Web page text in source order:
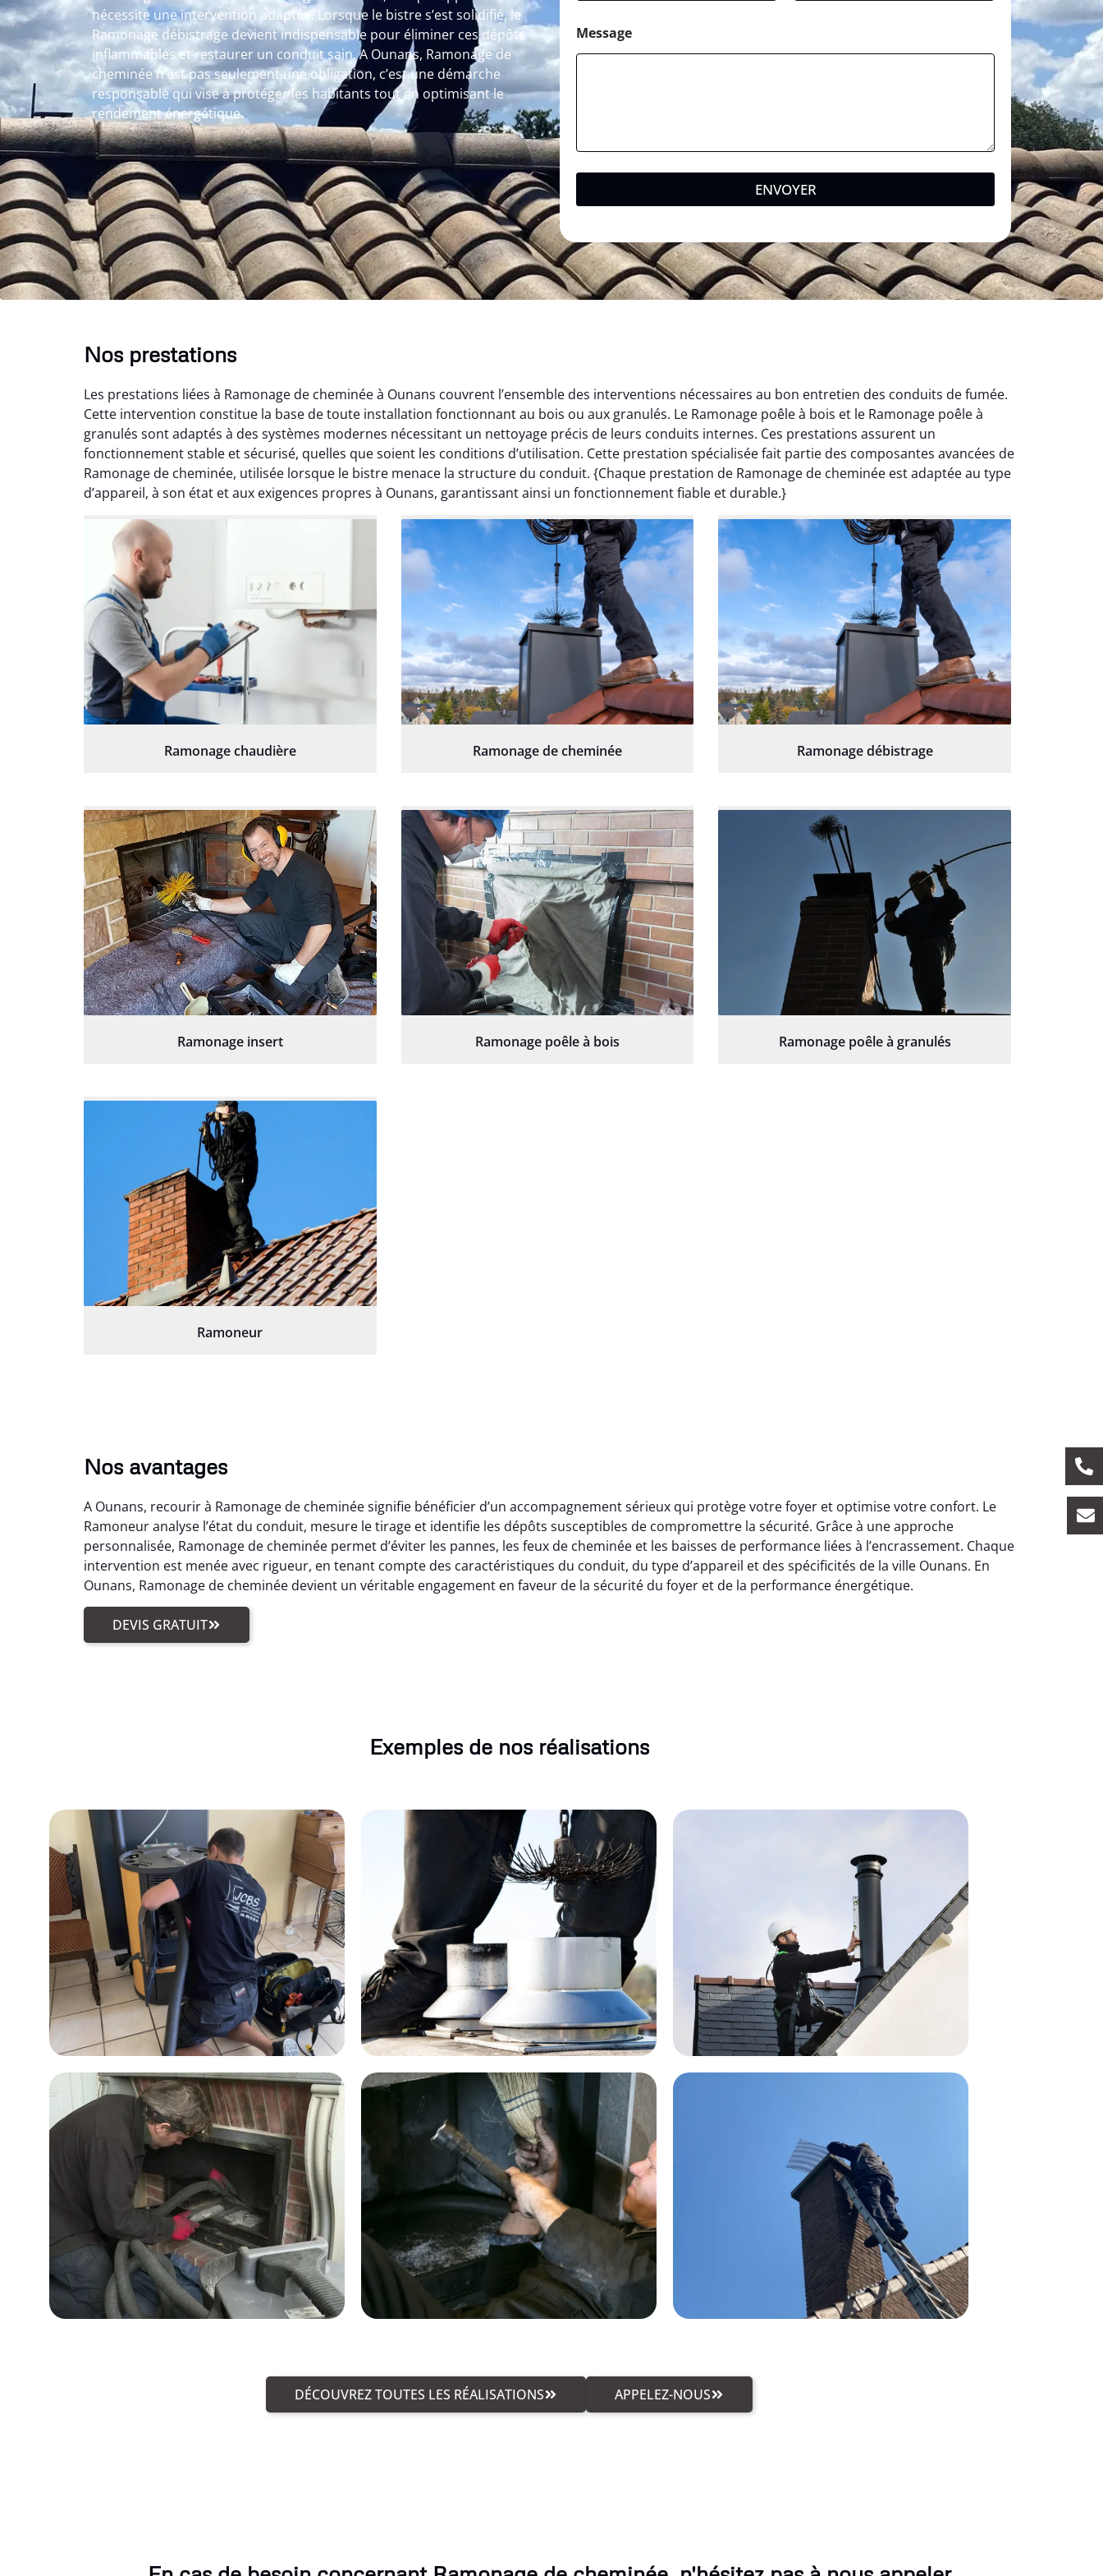
nécessite une intervention adaptée. Lorsque le bistre s’est solidifié, le
Ramonage débistrage devient indispensable pour éliminer ces dépôts
inflammables et restaurer un conduit sain. A Ounans, Ramonage de
cheminée n’est pas seulement une obligation, c’est une démarche
responsable qui vise à protéger les habitants tout en optimisant le
rendement énergétique.
Message
ENVOYER
Nos prestations
Les prestations liées à Ramonage de cheminée à Ounans couvrent l’ensemble des interventions nécessaires au bon entretien des conduits de fumée.
Cette intervention constitue la base de toute installation fonctionnant au bois ou aux granulés. Le Ramonage poêle à bois et le Ramonage poêle à
granulés sont adaptés à des systèmes modernes nécessitant un nettoyage précis de leurs conduits internes. Ces prestations assurent un
fonctionnement stable et sécurisé, quelles que soient les conditions d’utilisation. Cette prestation spécialisée fait partie des composantes avancées de
Ramonage de cheminée, utilisée lorsque le bistre menace la structure du conduit. {Chaque prestation de Ramonage de cheminée est adaptée au type
d’appareil, à son état et aux exigences propres à Ounans, garantissant ainsi un fonctionnement fiable et durable.}
Ramonage chaudière Ramonage de cheminée Ramonage débistrage
Ramonage insert Ramonage poêle à bois Ramonage poêle à granulés
Ramoneur
Nos avantages
A Ounans, recourir à Ramonage de cheminée signifie bénéficier d’un accompagnement sérieux qui protège votre foyer et optimise votre confort. Le
Ramoneur analyse l’état du conduit, mesure le tirage et identifie les dépôts susceptibles de compromettre la sécurité. Grâce à une approche
personnalisée, Ramonage de cheminée permet d’éviter les pannes, les feux de cheminée et les baisses de performance liées à l’encrassement. Chaque
intervention est menée avec rigueur, en tenant compte des caractéristiques du conduit, du type d’appareil et des spécificités de la ville Ounans. En
Ounans, Ramonage de cheminée devient un véritable engagement en faveur de la sécurité du foyer et de la performance énergétique.
DEVIS GRATUIT
Exemples de nos réalisations
DÉCOUVREZ TOUTES LES RÉALISATIONS APPELEZ-NOUS